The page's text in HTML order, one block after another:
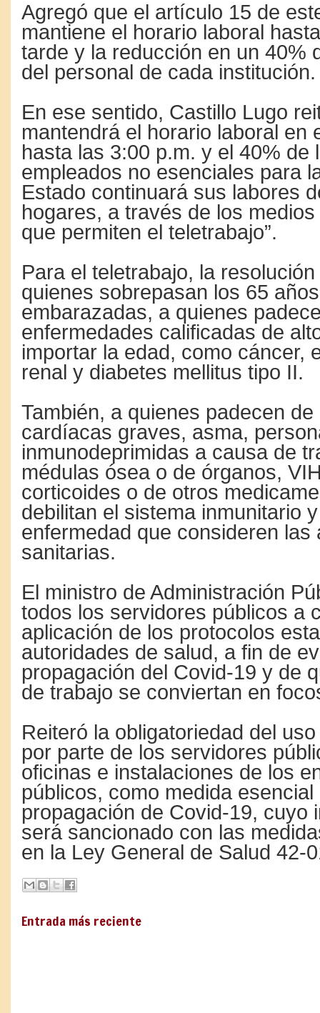
Agregó que el artículo 15 de
mantiene el horario laboral
tarde y la reducción en un 40%
del personal de cada institución.
En ese sentido, Castillo Lugo
mantendrá el horario laboral en
hasta las 3:00 p.m. y el 40% de
empleados no esenciales para
Estado continuará sus labores
hogares, a través de los
que permiten el teletrabajo”.
Para el teletrabajo, la
quienes sobrepasan los 65
embarazadas, a quienes
enfermedades calificadas de
importar la edad, como cáncer,
renal y diabetes mellitus tipo II.
También, a quienes padecen
cardíacas graves, asma,
inmunodeprimidas a causa de
médulas ósea o de órganos,
corticoides o de otros
debilitan el sistema inmunitario
enfermedad que consideren las
sanitarias.
El ministro de Administración
todos los servidores públicos a
aplicación de los protocolos
autoridades de salud, a fin de
propagación del Covid-19 y de
de trabajo se conviertan en
Reiteró la obligatoriedad del
por parte de los servidores
oficinas e instalaciones de los
públicos, como medida
propagación de Covid-19, cuyo
será sancionado con las
en la Ley General de Salud 42-
Entrada más reciente